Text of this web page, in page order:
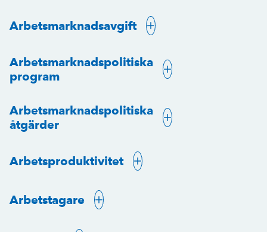
Arbetsmarknadsavgift
Arbetsmarknadspolitiska
program
Arbetsmarknadspolitiska
åtgärder
Arbetsproduktivitet
Arbetstagare